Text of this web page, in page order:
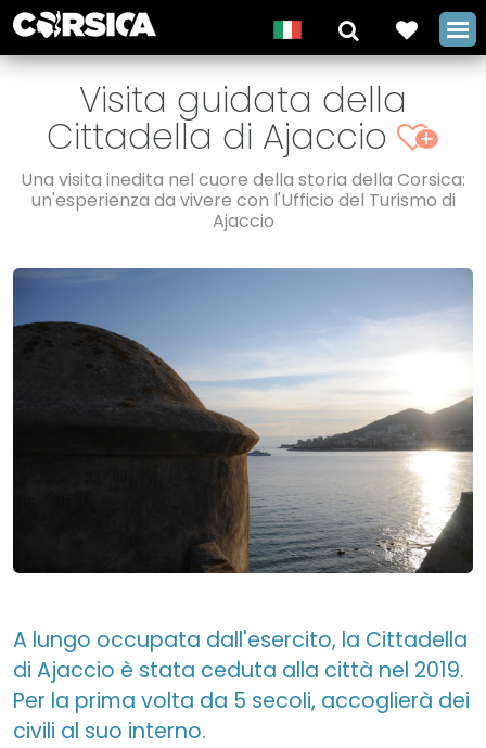
Visita guidata della
Cittadella di Ajaccio +
Una visita inedita nel cuore della storia della Corsica:
un'esperienza da vivere con l'Ufficio del Turismo di
Ajaccio
A lungo occupata dall'esercito, la Cittadella
di Ajaccio è stata ceduta alla città nel 2019.
Per la prima volta da 5 secoli, accoglierà dei
civili al suo interno.